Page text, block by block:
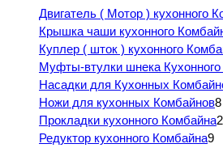
Двигатель ( Мотор ) кухонного
Крышка чаши кухонного
Куплер ( шток ) кухонного
Муфты-втулки шнека
Насадки для Кухонных
Ножи для кухонных Комбайнов8
Прокладки кухонного Комбайна2
Редуктор кухонного Комбайна9